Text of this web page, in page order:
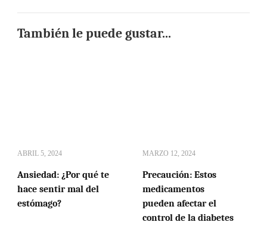
También le puede gustar...
ABRIL 5, 2024
Ansiedad: ¿Por qué te
hace sentir mal del
estómago?
MARZO 12, 2024
Precaución: Estos
medicamentos
pueden afectar el
control de la diabetes